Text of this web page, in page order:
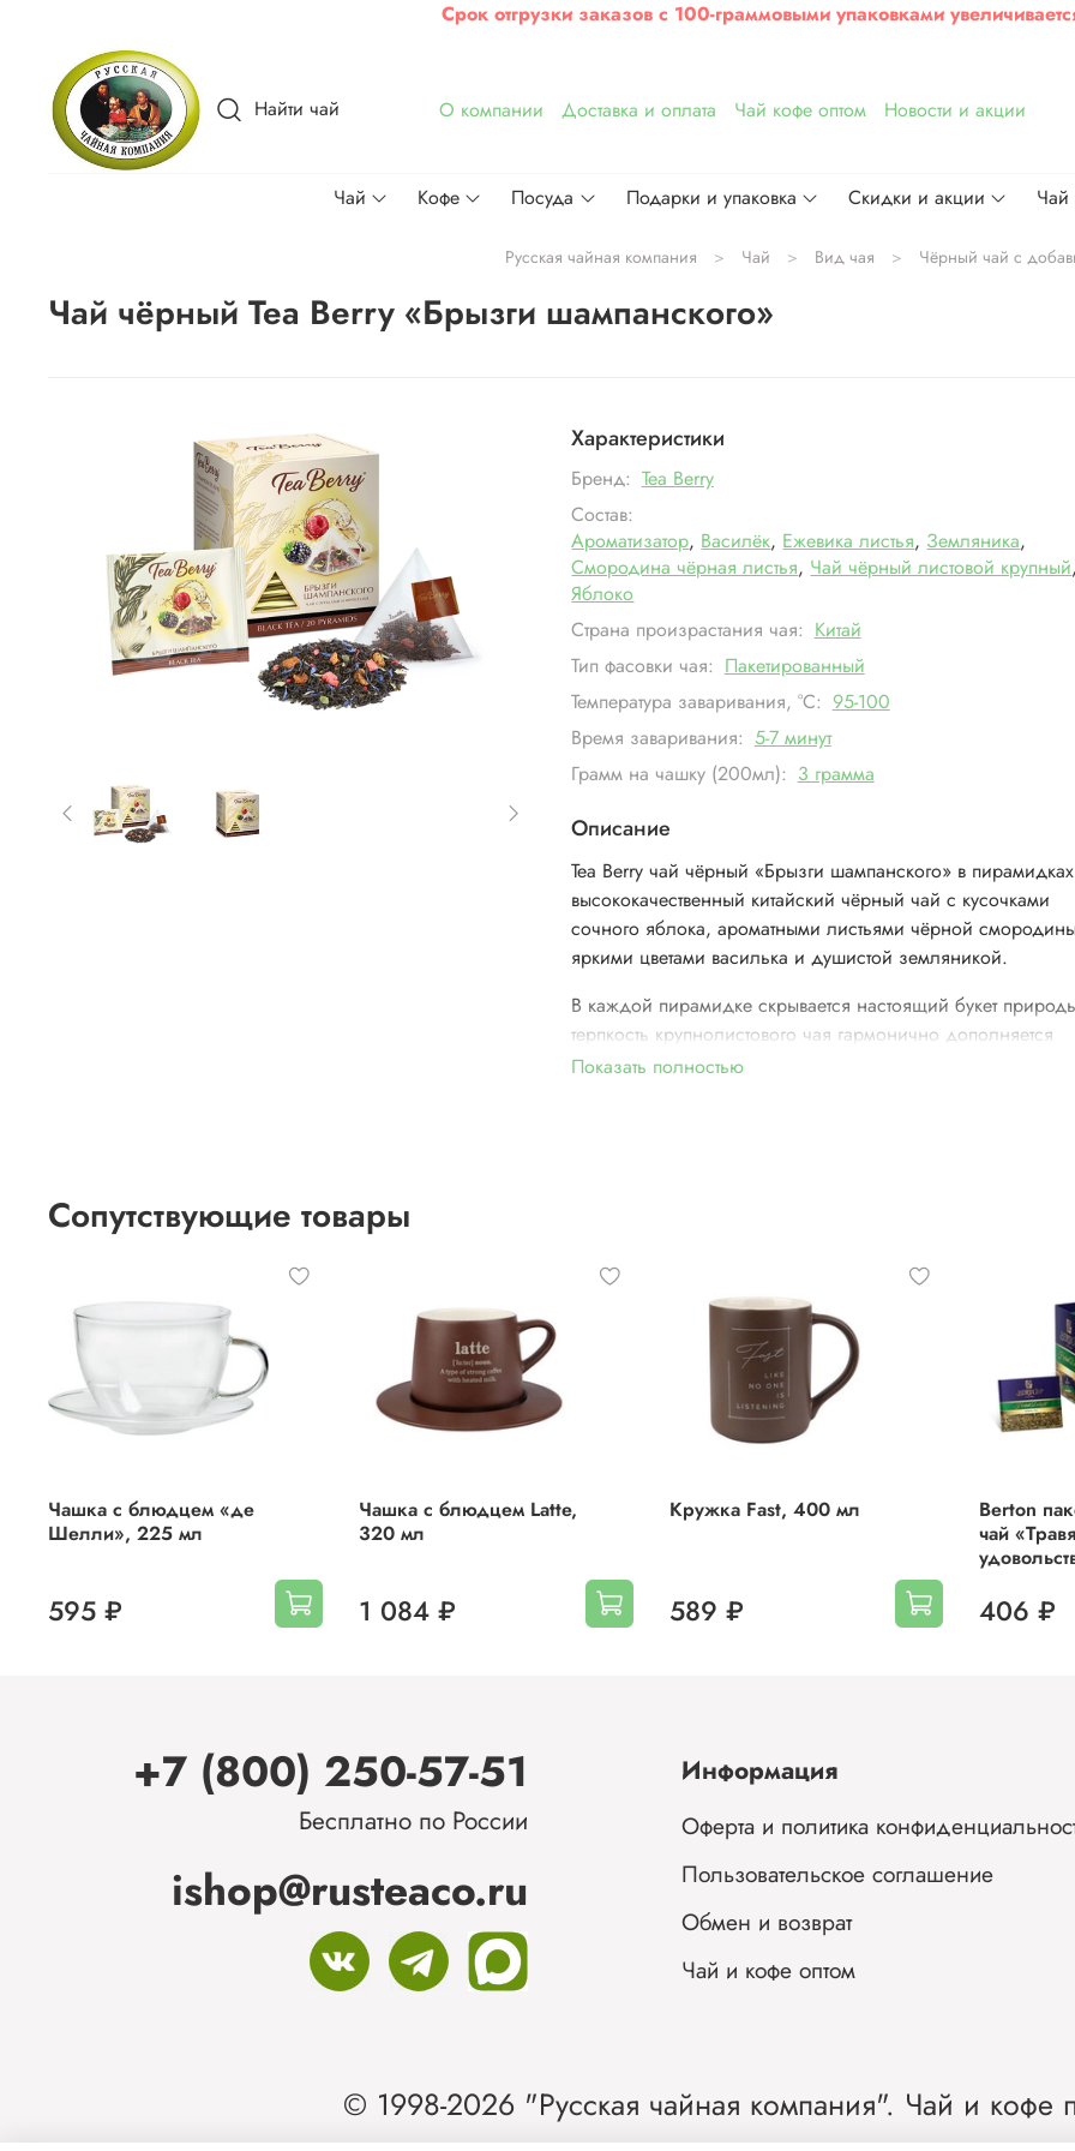
Срок отгрузки заказов с 100-граммовыми упаковками
Найти чай О компании Доставка и оплата Чай кофе оптом Новости и акции
Чай Кофе Посуда Подарки и упаковка Скидки и акции Чай
Русская чайная компания Чай Вид чая Чёрный чай с
Чай чёрный Tea Berry «Брызги шампанского»
Характеристики
Бренд: Tea Berry
Состав:
Ароматизатор, Василёк, Ежевика листья, Земляника,
Смородина чёрная листья, Чай чёрный листовой крупный,
Яблоко
Страна произрастания чая: Китай
Тип фасовки чая: Пакетированный
Температура заваривания, °С: 95-100
Время заваривания: 5-7 минут
Грамм на чашку (200мл): 3 грамма
Описание
Tea Berry чай чёрный «Брызги шампанского» в пирамидках
высококачественный китайский чёрный чай с кусочками
сочного яблока, ароматными листьями чёрной
яркими цветами василька и душистой земляникой.
В каждой пирамидке скрывается настоящий букет
терпкость крупнолистового чая гармонично дополняется
сладким привкусом ягод и фруктов, создавая уникальный
Пирамидки, в отличие от бумажных пакетиков, позволяют
раскрыться вкусу и аромату чая полностью, создавая
идеальные условия для заваривания.
34 гр (1,7 г х 20 шт.)
чай чёрный рассыпной листовой крупный, кусочки
кусочки земляники, ароматизатор «Земляника», «Слива»,
Показать полностью
Сопутствующие товары
Чашка с блюдцем «де
Шелли», 225 мл
595 ₽
Чашка с блюдцем Latte,
320 мл
1 084 ₽
Кружка Fast, 400 мл
589 ₽
Berton
чай
406 ₽
Информация
Оферта и политика
Пользовательское соглашение
Обмен и возврат
Чай и кофе оптом
+7 (800) 250-57-51
Бесплатно по России
ishop@rusteaco.ru
© 1998-2026 "Русская чайная компания". Чай и кофе